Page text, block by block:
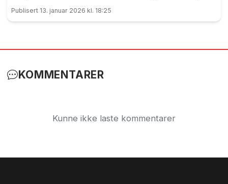
nisse med trillebord og gang rundt juletreet fikk
vi det synlige beviset på at den beste gleden
dem som hadde planlagt juletrefest på Gladbakk
tjuendedagen - den dagen våre forfedre
het det i gamle dager, og på ...
Publisert 13. januar 2026 kl. 18:25
KOMMENTARER
Kunne ikke laste kommentarer